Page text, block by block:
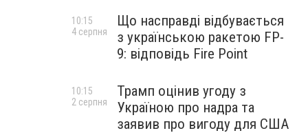
Що насправді відбувається
з українською ракетою FP-
9: відповідь Fire Point
10:15
4 серпня
Трамп оцінив угоду з
Україною про надра та
заявив про вигоду для США
10:15
2 серпня